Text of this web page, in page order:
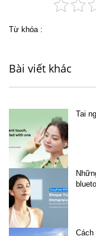
Từ khóa :
Bài viết khác
Tai
Cách